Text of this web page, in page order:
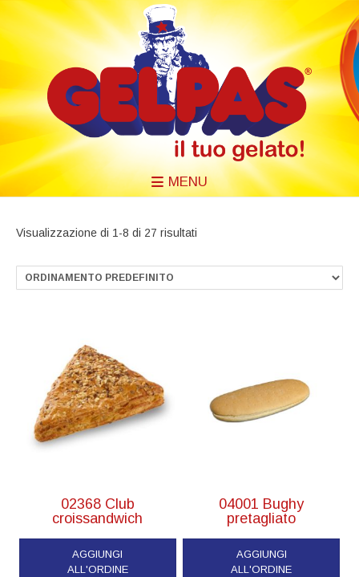
MENU
Visualizzazione di 1-8 di 27 risultati
02368 Club
croissandwich
AGGIUNGI
ALL'ORDINE
04001 Bughy
pretagliato
AGGIUNGI
ALL'ORDINE